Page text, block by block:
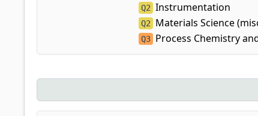
Q2 Instrumentation
Q2 Materials Science
Q3 Process Chemistry